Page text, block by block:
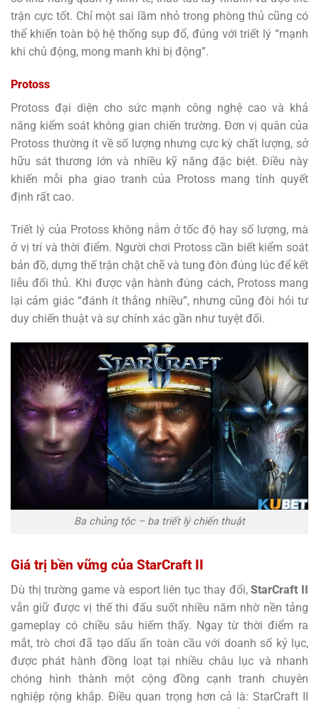
trận cực tốt. Chỉ một sai lầm nhỏ trong phòng thủ cũng có
thể khiến toàn bộ hệ thống sụp đổ, đúng với triết lý “mạnh
khi chủ động, mong manh khi bị động”.
Protoss
Protoss đại diện cho sức mạnh công nghệ cao và khả
năng kiểm soát không gian chiến trường. Đơn vị quân của
Protoss thường ít về số lượng nhưng cực kỳ chất lượng, sở
hữu sát thương lớn và nhiều kỹ năng đặc biệt. Điều này
khiến mỗi pha giao tranh của Protoss mang tính quyết
định rất cao.
Triết lý của Protoss không nằm ở tốc độ hay số lượng, mà
ở vị trí và thời điểm. Người chơi Protoss cần biết kiểm soát
bản đồ, dựng thế trận chặt chẽ và tung đòn đúng lúc để kết
liễu đối thủ. Khi được vận hành đúng cách, Protoss mang
lại cảm giác “đánh ít thắng nhiều”, nhưng cũng đòi hỏi tư
duy chiến thuật và sự chính xác gần như tuyệt đối.
Ba chủng tộc – ba triết lý chiến thuật
Giá trị bền vững của StarCraft II
Dù thị trường game và esport liên tục thay đổi,StarCraft II
vẫn giữ được vị thế thi đấu suốt nhiều năm nhờ nền tảng
gameplay có chiều sâu hiếm thấy. Ngay từ thời điểm ra
mắt, trò chơi đã tạo dấu ấn toàn cầu với doanh số kỷ lục,
được phát hành đồng loạt tại nhiều châu lục và nhanh
chóng hình thành một cộng đồng cạnh tranh chuyên
nghiệp rộng khắp. Điều quan trọng hơn cả là: StarCraft II